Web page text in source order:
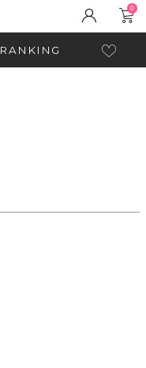
0
RANKING